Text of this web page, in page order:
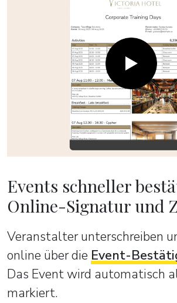
Events schneller
Online-Signatur und
Veranstalter unterschreiben
online über die Event-
Das Event wird automatisch
markiert.